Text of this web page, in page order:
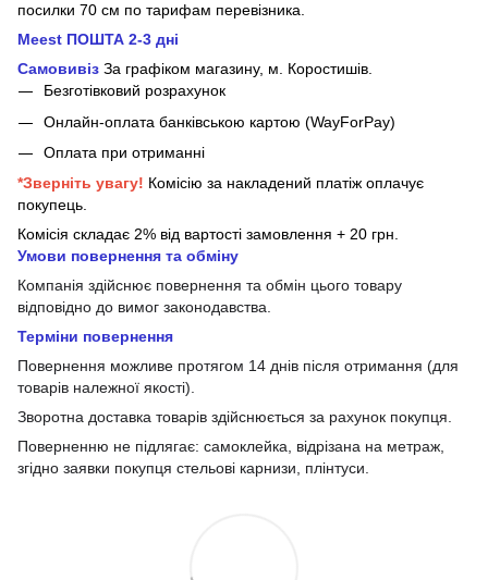
посилки 70 см по тарифам перевізника.
Meest ПОШТА 2-3 дні
Самовивіз За графіком магазину, м.
Коростишів.
Безготівковий розрахунок
Онлайн-оплата банківською картою (WayForPay)
Оплата при отриманні
*Зверніть увагу! Комісію за накладений платіж оплачує
покупець.
Комісія складає 2% від вартості замовлення + 20 грн.
Умови повернення та обміну
Компанія здійснює повернення та обмін цього товару
відповідно до вимог законодавства.
Терміни повернення
Повернення можливе протягом 14 днів після отримання (для
товарів належної якості).
Зворотна доставка товарів здійснюється за рахунок покупця.
Поверненню не підлягає: самоклейка, відрізана на метраж,
згідно заявки покупця стельові карнизи, плінтуси.